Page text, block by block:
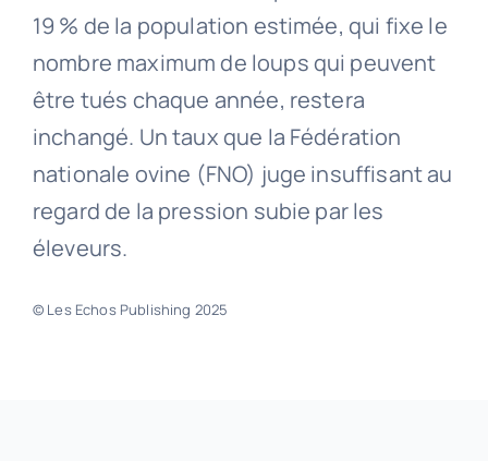
19 % de la population estimée, qui fixe le
nombre maximum de loups qui peuvent
être tués chaque année, restera
inchangé. Un taux que la Fédération
nationale ovine (FNO) juge insuffisant au
regard de la pression subie par les
éleveurs.
© Les Echos Publishing 2025